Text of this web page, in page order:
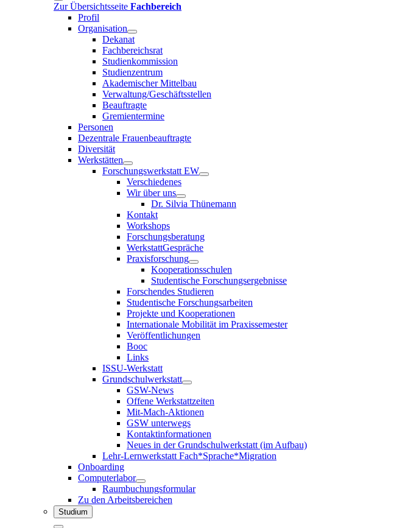
Zur Übersichtsseite Fachbereich
Profil
Organisation
Dekanat
Fachbereichsrat
Studienkommission
Studienzentrum
Akademischer Mittelbau
Verwaltung/Geschäftsstellen
Beauftragte
Gremientermine
Personen
Dezentrale Frauenbeauftragte
Diversität
Werkstätten
Forschungswerkstatt EW
Verschiedenes
Wir über uns
Dr. Silvia Thünemann
Kontakt
Workshops
Forschungsberatung
WerkstattGespräche
Praxisforschung
Kooperationsschulen
Studentische Forschungsergebnisse
Forschendes Studieren
Studentische Forschungsarbeiten
Projekte und Kooperationen
Internationale Mobilität im Praxissemester
Veröffentlichungen
Booc
Links
ISSU-Werkstatt
Grundschulwerkstatt
GSW-News
Offene Werkstattzeiten
Mit-Mach-Aktionen
GSW unterwegs
Kontaktinformationen
Neues in der Grundschulwerkstatt (im Aufbau)
Lehr-Lernwerkstatt Fach*Sprache*Migration
Onboarding
Computerlabor
Raumbuchungsformular
Zu den Arbeitsbereichen
Studium